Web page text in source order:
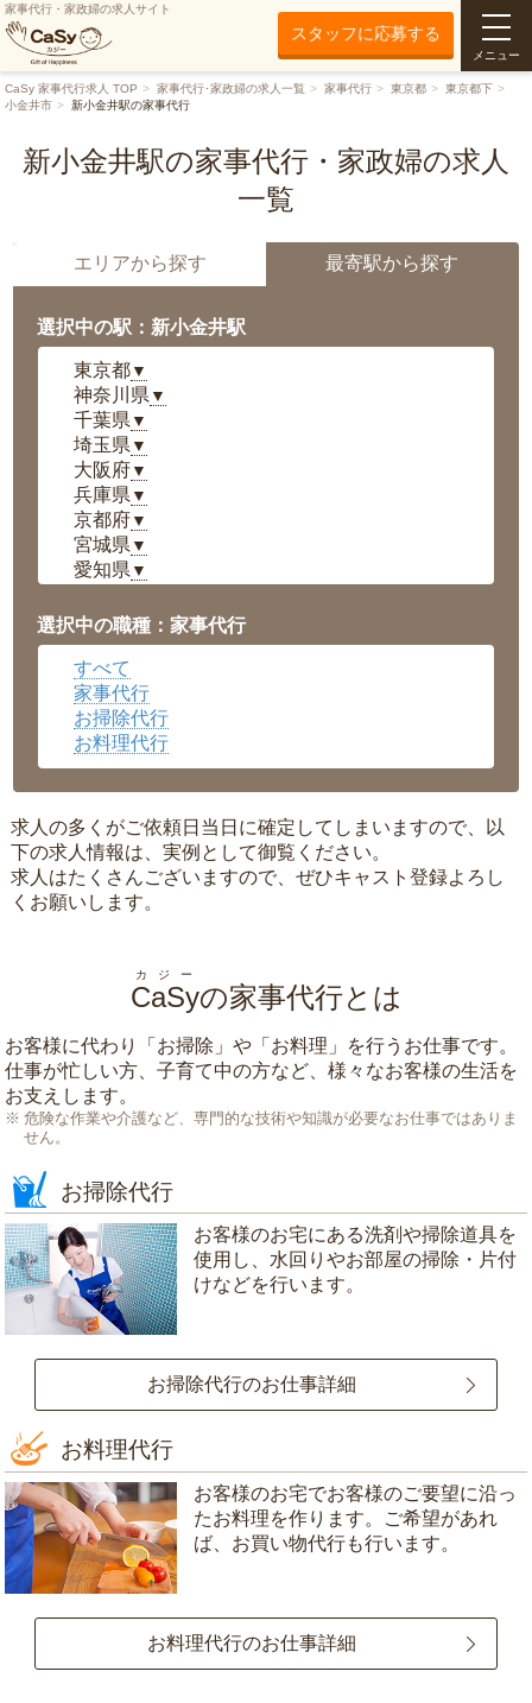
家事代行・家政婦の求人サイト
スタッフに応募する
メニュー
CaSy 家事代行求人 TOP 家事代行･家政婦の求人一覧 家事代行 東京都
東京都下
小金井市
新小金井駅の家事代行
新小金井駅の家事代行・家政婦の求人
一覧
エリアから探す 最寄駅から探す
選択中の駅：新小金井駅
東京都▼
神奈川県 ▼
千葉県 ▼
埼玉県 ▼
大阪府▼
兵庫県 ▼
京都府▼
宮城県 ▼
愛知県 ▼
岡山県▼
広島県▼
沖縄県
選択中の職種：家事代行
すべて
家事代行
お掃除代行
お料理代行
求人の多くがご依頼日当日に確定してしまいますので、以
下の求人情報は、実例として御覧ください。
求人はたくさんございますので、ぜひキャスト登録よろし
くお願いします。
CaSy
カジー
の家事代行とは
お客様に代わり「 お掃除 」や「 お料理 」を行うお仕事です。
仕事が忙しい方、子育て中の方など、様々なお客様の生活を
お支えします。
危険な作業や介護など、専門的な技術や知識が必要なお仕事ではありま
せん。
お掃除代行
お客様のお宅にある洗剤や掃除道具を
使用し、水回りやお部屋の掃除・片付
けなどを行います。
お掃除代行のお仕事詳細
お料理代行
お客様のお宅でお客様のご要望に沿っ
たお料理を作ります。ご希望があれ
ば、お買い物代行も行います。
お料理代行のお仕事詳細